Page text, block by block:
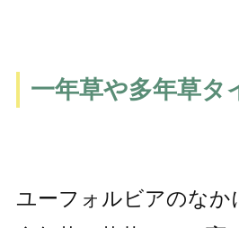
一年草や多年草タ
ユーフォルビアのなか